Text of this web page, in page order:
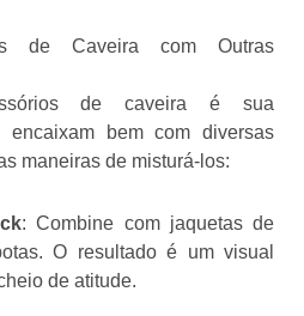
de Caveira com Outras
de caveira é sua
bem com diversas
maneiras de misturá-los:
: Combine com jaquetas de
O resultado é um visual
de atitude.